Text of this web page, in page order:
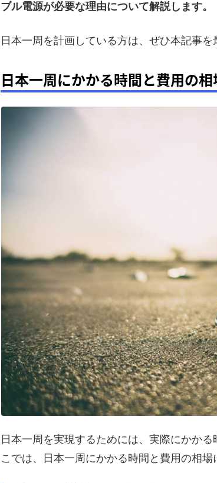
ブル電源が必要な理由について解説します。
日本一周を計画している方は、ぜひ本記事を
日本一周にかかる時間と費用の相
日本一周を実現するためには、実際にかか
こでは、日本一周にかかる時間と費用の相場